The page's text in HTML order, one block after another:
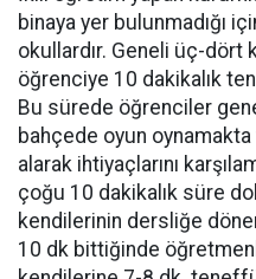
binaya yer bulunmadığı
okullardır. Geneli üç-dört
öğrenciye 10 dakikalık
Bu sürede öğrenciler
bahçede oyun
alarak ihtiyaçlarını
çoğu 10 dakikalık süre
kendilerinin dersliğe
10 dk bittiğinde